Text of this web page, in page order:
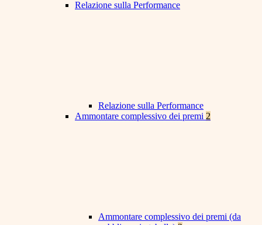
Relazione sulla Performance
Relazione sulla Performance
Ammontare complessivo dei premi 2
Ammontare complessivo dei premi (da